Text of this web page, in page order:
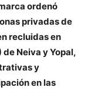
ordenó
privadas de
recluidas en
Neiva y Yopal,
y
en las